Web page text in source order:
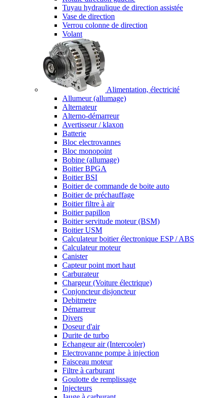
Tuyau hydraulique de direction assistée
Vase de direction
Verrou colonne de direction
Volant
Alimentation, électricité
Allumeur (allumage)
Alternateur
Alterno-démarreur
Avertisseur / klaxon
Batterie
Bloc electrovannes
Bloc monopoint
Bobine (allumage)
Boitier BPGA
Boitier BSI
Boitier de commande de boite auto
Boitier de préchauffage
Boitier filtre à air
Boitier papillon
Boitier servitude moteur (BSM)
Boitier USM
Calculateur boitier électronique ESP / ABS
Calculateur moteur
Canister
Capteur point mort haut
Carburateur
Chargeur (Voiture électrique)
Conjoncteur disjoncteur
Debitmetre
Démarreur
Divers
Doseur d'air
Durite de turbo
Echangeur air (Intercooler)
Electrovanne pompe à injection
Faisceau moteur
Filtre à carburant
Goulotte de remplissage
Injecteurs